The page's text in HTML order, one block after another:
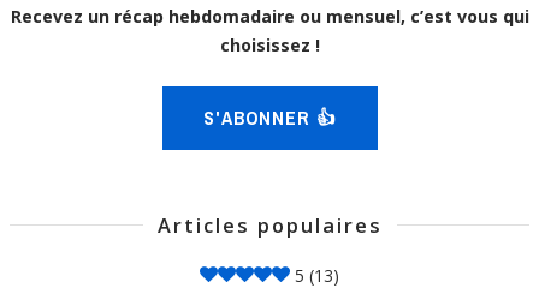
Recevez un récap hebdomadaire ou mensuel, c’est vous qui
choisissez !
S'ABONNER 👍
Articles populaires
5 (13)